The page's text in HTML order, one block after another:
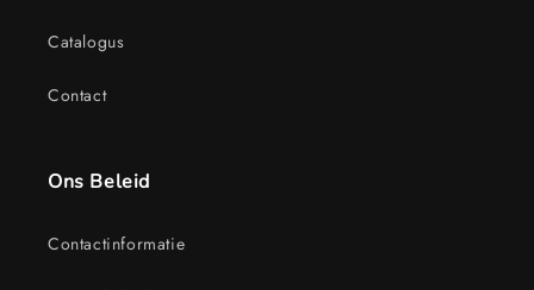
Catalogus
Contact
Ons Beleid
Contactinformatie